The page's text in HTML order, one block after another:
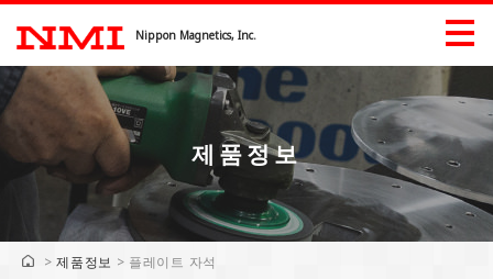
Nippon Magnetics, Inc.
제품정보
산업별 제품 정보
제품정보
>제품정보 > 플레이트 자석